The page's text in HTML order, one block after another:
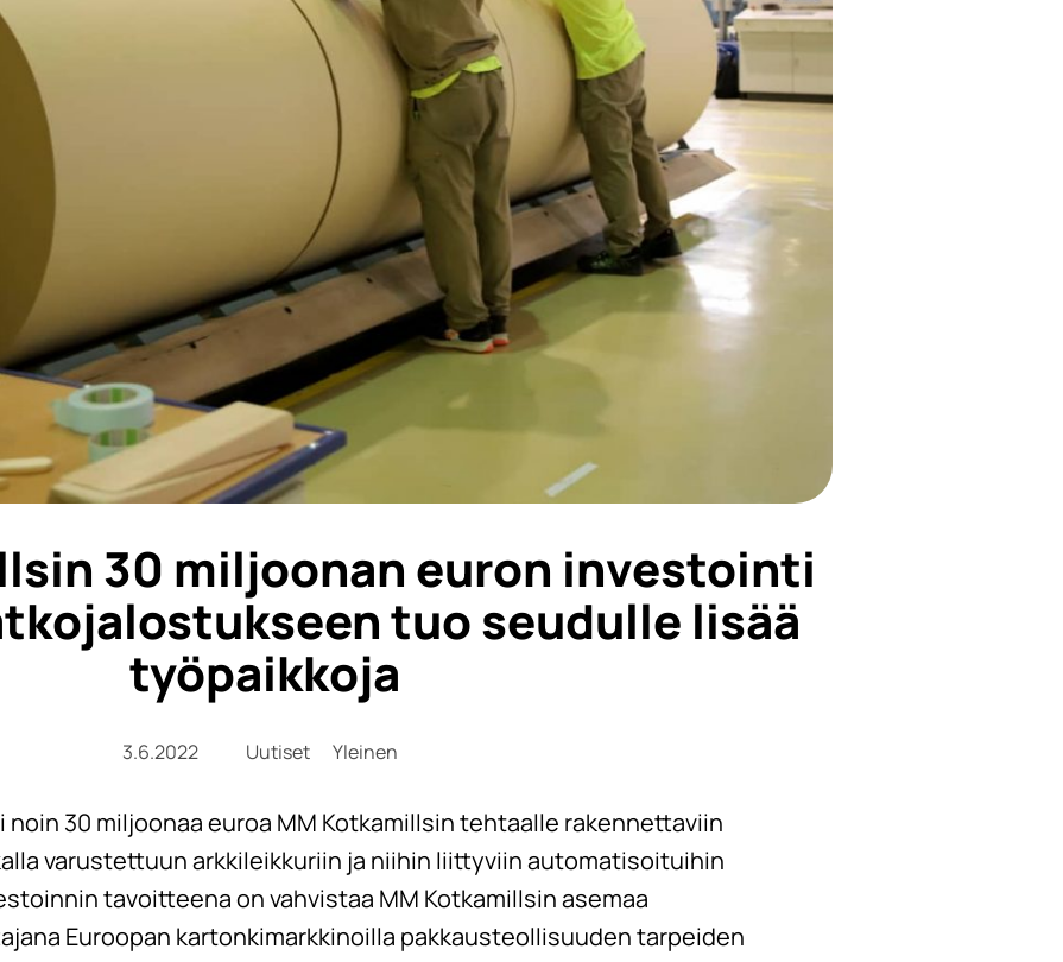
30 miljoonan euron investointi
tuo seudulle lisää
työpaikkoja
3.6.2022 Uutiset Yleinen
noin 30 miljoonaa euroa MM Kotkamillsin tehtaalle rakennettaviin
varustettuun arkkileikkuriin ja niihin liittyviin automatisoituihin
tavoitteena on vahvistaa MM Kotkamillsin asemaa
Euroopan kartonkimarkkinoilla pakkausteollisuuden tarpeiden